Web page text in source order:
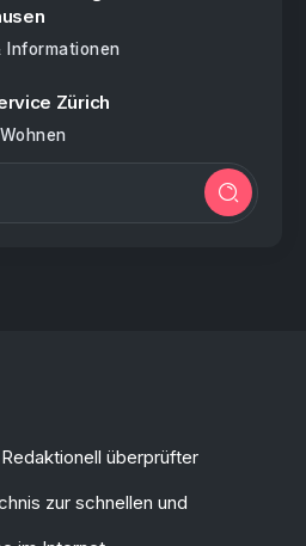
Informationen
Zürich
überprüfter
zur schnellen und